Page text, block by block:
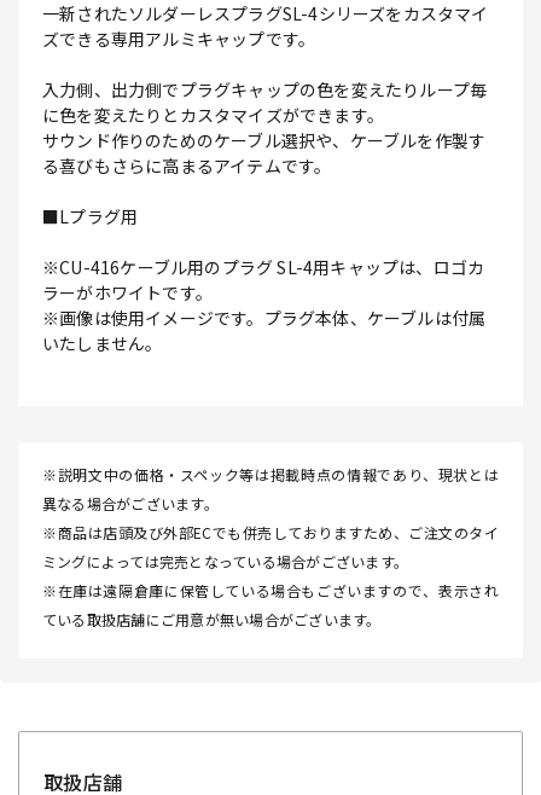
一新されたソルダーレスプラグSL-4シリーズをカスタマイ
ズできる専用アルミキャップです。
入力側、出力側でプラグキャップの色を変えたりループ毎
に色を変えたりとカスタマイズができます。
サウンド作りのためのケーブル選択や、ケーブルを作製す
る喜びもさらに高まるアイテムです。
■Lプラグ用
※CU-416ケーブル用のプラグ SL-4用キャップは、ロゴカ
ラーがホワイトです。
※画像は使用イメージです。プラグ本体、ケーブルは付属
いたしません。
※説明文中の価格・スペック等は掲載時点の情報であり、現状とは
異なる場合がございます。
※商品は店頭及び外部ECでも併売しておりますため、ご注文のタイ
ミングによっては完売となっている場合がございます。
※在庫は遠隔倉庫に保管している場合もございますので、表示され
ている取扱店舗にご用意が無い場合がございます。
取扱店舗